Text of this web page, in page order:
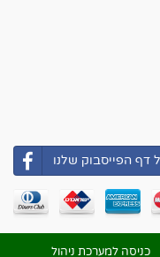
דף הפייסבוק שלנו
כניסה למערכת ניהול